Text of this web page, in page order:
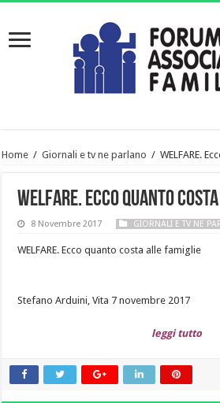
Home / Giornali e tv ne parlano / WELFARE.
WELFARE. Ecco quanto
8 Novembre 2017 GIORNALI E TV NE
WELFARE. Ecco quanto costa alle famiglie
Stefano Arduini, Vita 7 novembre 2017
leggi tutto